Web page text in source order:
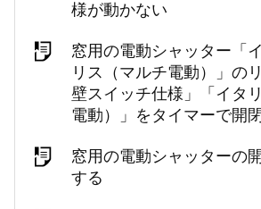
様が動かない
窓用の電動シャッター「
リス（マルチ電動）」の
壁スイッチ仕様」「イタ
電動）」をタイマーで開
窓用の電動シャッターの
する